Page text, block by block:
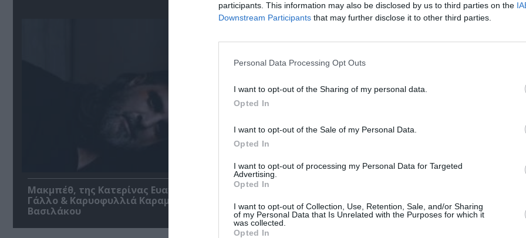
participants. This information may also be disclosed by us to third parties on the
Downstream Participants that may further disclose it to other third parties.
Personal Data Processing Opt Outs
I want to opt-out of the Sharing of my personal data.
Opted In
I want to opt-out of the Sale of my Personal Data.
Opted In
I want to opt-out of processing my Personal Data for Targeted
Advertising.
Opted In
I want to opt-out of Collection, Use, Retention, Sale, and/or Sharing
of my Personal Data that Is Unrelated with the Purposes for which it
was collected.
Opted In
Μακμπέθ, της Κατερίνας Ευαγγελάτου με Γιώργο
Γάλλο & Καρυοφυλλιά Καραμπέτη στο Θέατρο
Βασιλάκου
στο Ίδρυμα Π. & Μ. Κυδωνιέως